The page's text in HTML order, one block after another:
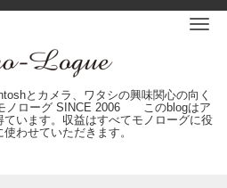
とカメラ、ワタシの興味関心の向く
ノローグ SINCE 2006 このblogはア
います。収益はすべてモノローグに役
わせていただきます。